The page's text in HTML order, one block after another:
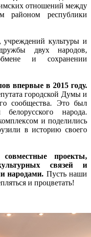
отношений между
районом республики
учреждений культуры и
двух народов,
и сохранении
впервые в 2015 году.
городской Думы и
сообщества. Это был
народа.
и поделились
в историю своего
проекты,
связей и
народами. Пусть наши
и процветать!